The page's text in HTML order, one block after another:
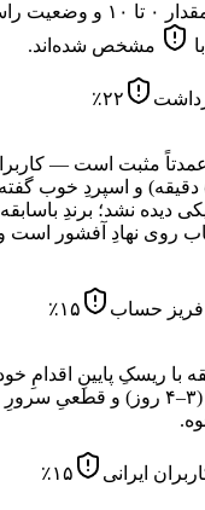
هر معیار با وزن،
مشخص شده‌اند.
۲۲٪
مثبت است —
سریع (گزارشِ ~۵ دقیقه) و اسپردِ
دیده نشد؛ برندِ باسابقه
نهادِ آفشور است و
حساب ۱۵٪
با ریسکِ پایینِ اقدامِ
تأخیرِ احرازِ هویت (۳–۴ روز)
ایرانی ۱۵٪